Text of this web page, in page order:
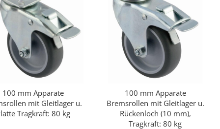
Schnellkauf
100 mm Apparate
mit Gleitlager u.
Tragkraft: 80 kg
Schnellkauf
100 mm Apparate
Bremsrollen mit Gleitlager u.
Rückenloch (10 mm),
Tragkraft: 80 kg